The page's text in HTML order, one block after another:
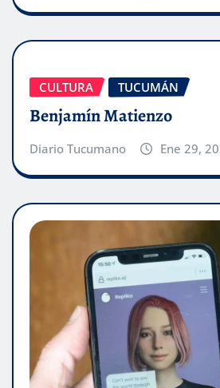
CULTURA TUCUMÁN
Benjamín Matienzo
Diario Tucumano Ene 29,